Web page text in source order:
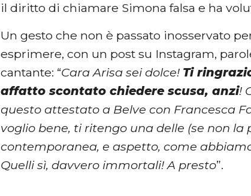
il diritto di chiamare Simona falsa e ha
Un gesto che non è passato inosservato
esprimere, con un post su Instagram,
cantante: “Cara Arisa sei dolce! Ti
affatto scontato chiedere scusa, anzi!
questo attestato a Belve con Francesca
voglio bene, ti ritengo una delle (se non
contemporanea, e aspetto, come
Quelli sì, davvero immortali! A presto”.